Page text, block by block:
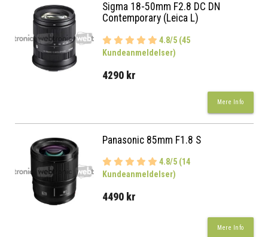
Sigma 18-50mm F2.8 DC DN
Contemporary (Leica L)
4.8/5 (45
Kundeanmeldelser)
4290 kr
Mere Info
Panasonic 85mm F1.8 S
4.8/5 (14
Kundeanmeldelser)
4490 kr
Mere Info